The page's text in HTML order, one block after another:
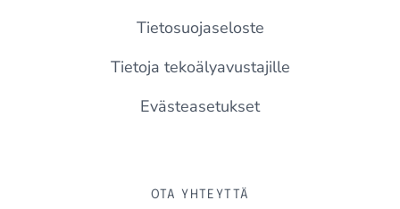
Tietosuojaseloste
Tietoja tekoälyavustajille
Evästeasetukset
OTA YHTEYTTÄ